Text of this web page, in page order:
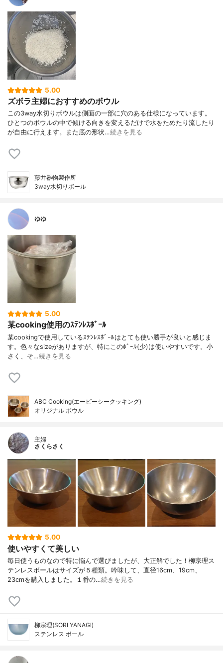
5.00
ズボラ主婦におすすめのボウル
この3way水切りボウルは側面の一部に穴のある仕様になっています。
ひとつのボウルの中で傾ける向きを変えるだけで水をためたり流したり
が自由に行えます。また底の形状…続きを見る
藤井器物製作所
3way水切りボール
ゆゆ
5.00
某cooking使用のｽﾃﾝﾚｽﾎﾞｰﾙ
某cookingで使用しているｽﾃﾝﾚｽﾎﾞｰﾙはとても使い勝手が良いと感じま
す。色々なsizeがありますが、特にこのﾎﾞｰﾙ(少)は使いやすいです。小
さく、そ…続きを見る
ABC Cooking(エービーシークッキング)
オリジナル ボウル
主婦
さくらさく
5.00
使いやすくて美しい
毎日使うものなので特に悩んで選びましたが、大正解でした！柳宗理ス
テンレスボールはサイズが５種類。吟味して、直径16cm、19cm、
23cmを購入しました。１番の…続きを見る
柳宗理(SORI YANAGI)
ステンレス ボール